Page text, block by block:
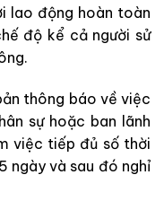
lao động hoàn toàn
độ kể cả người sử
thông báo về việc
sự hoặc ban lãnh
việc tiếp đủ số thời
ngày và sau đó nghỉ